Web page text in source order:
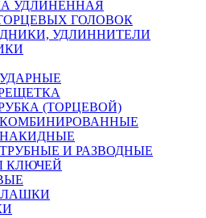
УДЛИНЕННАЯ
ГОЛОВОК
УДЛИННИТЕЛИ
(ТОРЦЕВОЙ)
И РАЗВОДНЫЕ
КЛЮЧЕЙ